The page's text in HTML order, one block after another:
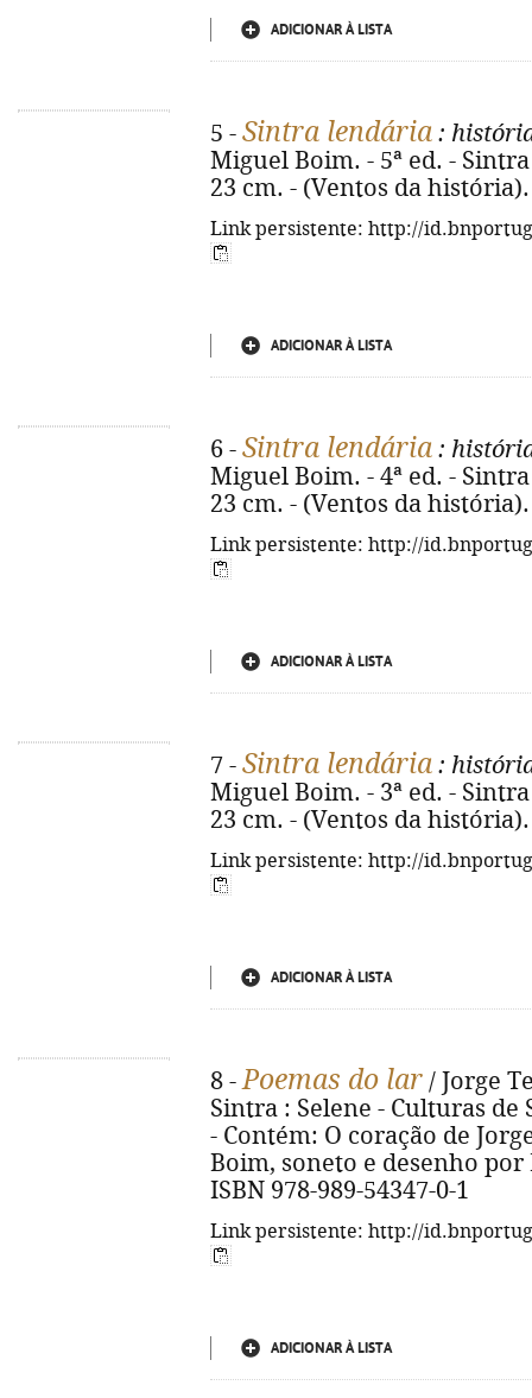
ADICIONAR À LISTA
5 - Sintra lendária :
Miguel Boim. - 5ª ed. -
23 cm. - (Ventos da história).
Link persistente: http://
ADICIONAR À LISTA
6 - Sintra lendária :
Miguel Boim. - 4ª ed. -
23 cm. - (Ventos da história).
Link persistente: http://
ADICIONAR À LISTA
7 - Sintra lendária :
Miguel Boim. - 3ª ed. -
23 cm. - (Ventos da história).
Link persistente: http://
ADICIONAR À LISTA
8 -Poemas do lar / Jorge
Sintra : Selene - Culturas de
- Contém: O coração de
Boim, soneto e desenho
ISBN 978-989-54347-0-1
Link persistente: http://
ADICIONAR À LISTA